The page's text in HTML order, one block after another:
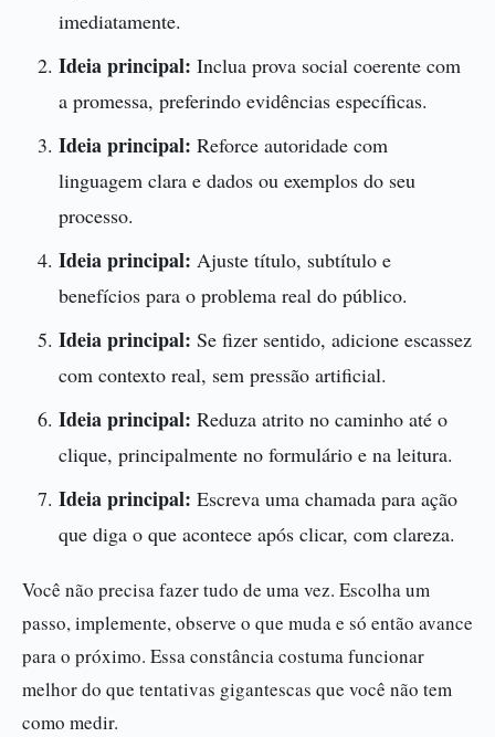
imediatamente.
Ideia principal: Inclua prova social coerente com
a promessa, preferindo evidências específicas.
Ideia principal: Reforce autoridade com
linguagem clara e dados ou exemplos do seu
processo.
Ideia principal: Ajuste título, subtítulo e
benefícios para o problema real do público.
Ideia principal: Se fizer sentido, adicione escassez
com contexto real, sem pressão artificial.
Ideia principal: Reduza atrito no caminho até o
clique, principalmente no formulário e na leitura.
Ideia principal: Escreva uma chamada para ação
que diga o que acontece após clicar, com clareza.
Você não precisa fazer tudo de uma vez. Escolha um
passo, implemente, observe o que muda e só então avance
para o próximo. Essa constância costuma funcionar
melhor do que tentativas gigantescas que você não tem
como medir.